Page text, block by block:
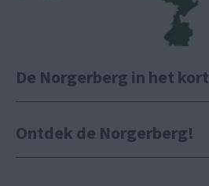
De Norgerberg in het kort
Ontdek de Norgerberg!